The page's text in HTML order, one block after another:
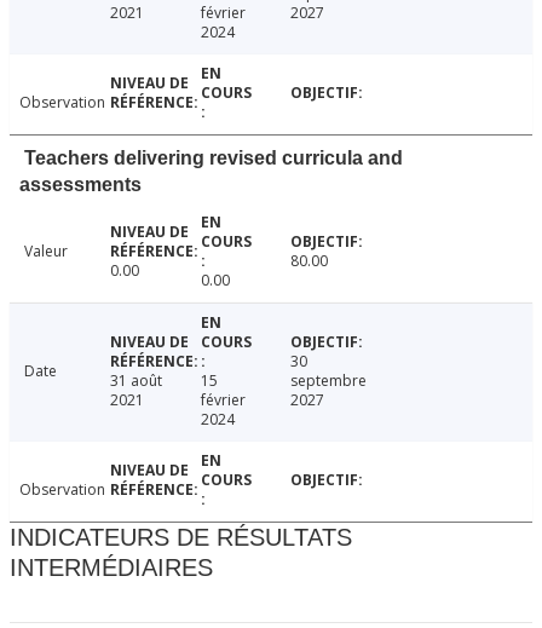
2021
février
2024
2027
Observation
Teachers delivering revised curricula and
assessments
Valeur
0.00
0.00
80.00
Date
31 août
2021
15
février
2024
30
septembre
2027
Observation
INDICATEURS DE RÉSULTATS
INTERMÉDIAIRES